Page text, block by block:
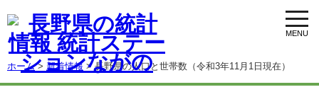
ホーム> 新着情報 > 長野県の人口と世帯数（令和3年11月1日現在）